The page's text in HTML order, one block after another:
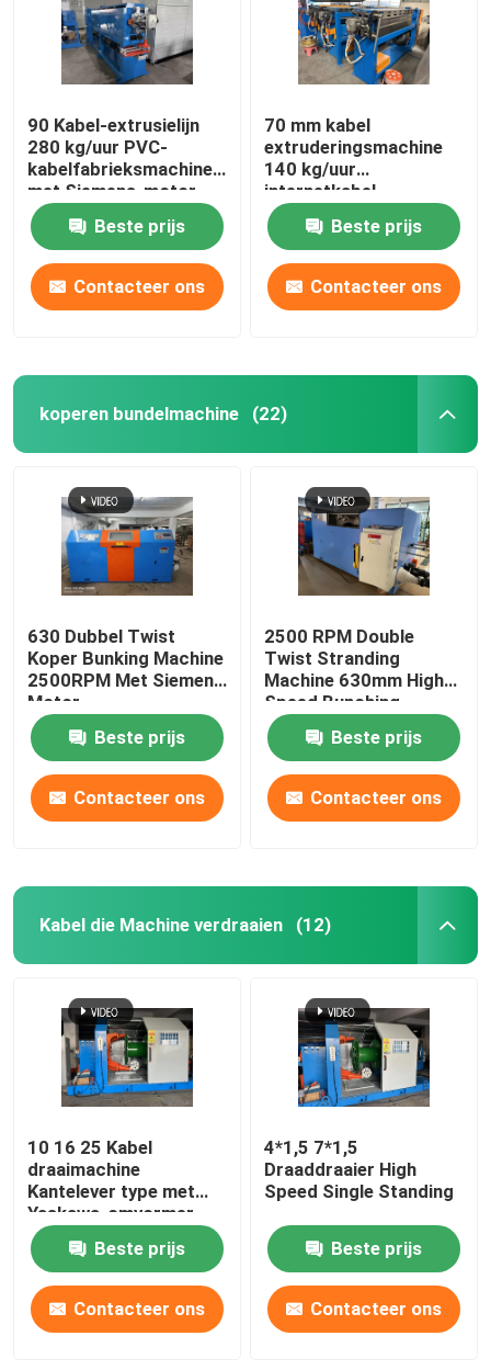
90 Kabel-extrusielijn
280 kg/uur PVC-
kabelfabrieksmachine
met Siemens-motor
Beste prijs
Contacteer ons
70 mm kabel
extruderingsmachine
140 kg/uur
internetkabel
productielijn
Beste prijs
Contacteer ons
koperen bundelmachine (22)
630 Dubbel Twist
Koper Bunking Machine
2500RPM Met Siemens
Motor
Beste prijs
Contacteer ons
2500 RPM Double
Twist Stranding
Machine 630mm High
Speed Bunching
Machine
Beste prijs
Contacteer ons
Kabel die Machine verdraaien (12)
10 16 25 Kabel
draaimachine
Kantelever type met
Yaskawa-omvormer
Beste prijs
Contacteer ons
4*1,5 7*1,5
Draaddraaier High
Speed Single Standing
Beste prijs
Contacteer ons